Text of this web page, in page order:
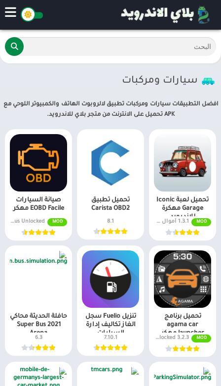
سيارات ومركبات
افضل التطبيقات سيارات ومركبات تطبيق لالروبوت الهاتف والكمبيوتر اللوحي مع
APK تحميل على الانترنت من متجر بلاي للاندرويد.
تحميل لعبة Iconic
Garage مهكرة
للاندرويد
MOD 1.3.1 أموال غير محددة
تحميل تطبيق
Carista OBD2
8.1
صيانة السيارات
EOBD Facile مهكر
MOD
MOD APK 3.58.1008 Plus Unlocked
تحميل برنامج
agama car
launcher مهكر
MOD
3.2.3 Premium Unlocked
تنزيل Fuelio سجل
الغاز تكاليف إدارة
السيارات
7.10.1
حافلة الحديثة محاكي
2021 Super Bus
Arena
6.3